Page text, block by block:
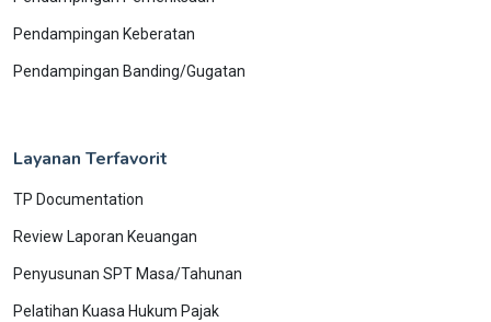
Pendampingan Keberatan
Pendampingan Banding/Gugatan
Layanan Terfavorit
TP Documentation
Review Laporan Keuangan
Penyusunan SPT Masa/Tahunan
Pelatihan Kuasa Hukum Pajak